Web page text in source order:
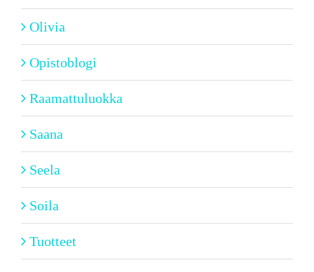
Olivia
Opistoblogi
Raamattuluokka
Saana
Seela
Soila
Tuotteet